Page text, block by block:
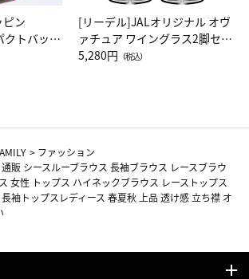
ン
トバッグ
（LC）ス
[リーデル]JALオリジナル オヴ
ァチュア ワイングラス2脚セッ
ト（レッドワイン）
5,280円 （税込）
> ファッション
販 シースルーブラウス 長袖ブラウス レースブラウ
女性 トップス ハイネックブラウス レーストップス
袖トップスレディース 春夏秋 上品 透け感 立ち襟 オ